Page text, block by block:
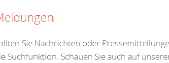
Sie Nachrichten oder
Suchfunktion. Schauen Sie auch auf